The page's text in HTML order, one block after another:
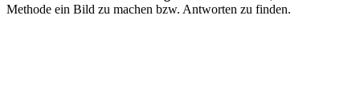
Methode ein Bild zu machen bzw. Antworten zu finden.